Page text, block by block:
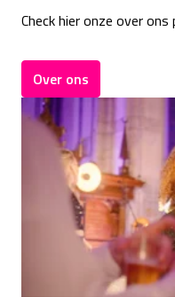
Check hier onze over ons
Over ons